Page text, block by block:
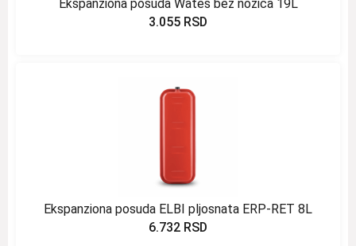
Ekspanziona posuda Wates bez nožica 19L
3.055 RSD
Ekspanziona posuda ELBI pljosnata ERP-RET 8L
6.732 RSD